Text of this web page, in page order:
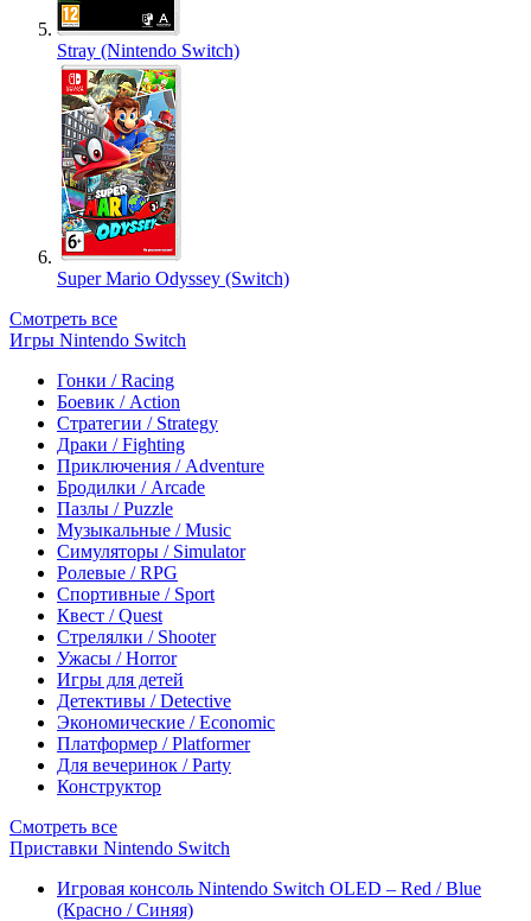
Stray (Nintendo Switch)
Super Mario Odyssey (Switch)
Смотреть все
Игры Nintendo Switch
Гонки / Racing
Боевик / Action
Стратегии / Strategy
Драки / Fighting
Приключения / Adventure
Бродилки / Arcade
Пазлы / Puzzle
Музыкальные / Music
Симуляторы / Simulator
Ролевые / RPG
Спортивные / Sport
Квест / Quest
Стрелялки / Shooter
Ужасы / Horror
Игры для детей
Детективы / Detective
Экономические / Economic
Платформер / Platformer
Для вечеринок / Party
Конструктор
Смотреть все
Приставки Nintendo Switch
Игровая консоль Nintendo Switch OLED – Red / Blue
(Красно / Синяя)